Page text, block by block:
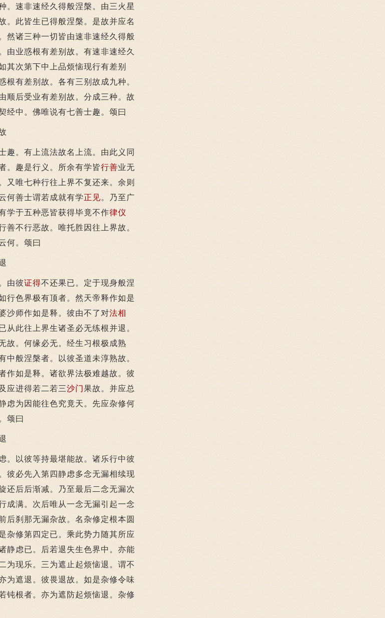
。速非速经久得般涅槃。由三火星
。此皆生已得般涅槃。是故并应名
然诸三种一切皆由速非速经久得般
由业惑根有差别故。有速非速经久
其次第下中上品烦恼现行有差别
根有差别故。各有三别故成九种。
顺后受业有差别故。分成三种。故
经中。佛唯说有七善士趣。颂曰
。有上流法故名上流。由此义同
。趣是行义。所余有学皆行善业无
又唯七种行往上界不复还来。余则
何善士谓若成就有学正见。乃至广
学于五种恶皆获得毕竟不作律仪
善不行恶故。唯托胜因往上界故。
何。颂曰
由彼证得不还果已。定于现身般涅
行色界极有顶者。然天帝释作如是
沙师作如是释。彼由不了对法相
从此往上界生诸圣必无练根并退。
故。何缘必无。经生习根极成熟
中般涅槃者。以彼圣道未淳熟故。
作如是释。诸欲界法极难越故。彼
应进得若二若三沙门果故。并应总
虑为因能往色究竟天。先应杂修何
颂曰
以彼等持最堪能故。诸乐行中彼
彼必先入第四静虑多念无漏相续现
还后后渐减。乃至最后二念无漏次
成满。次后唯从一念无漏引起一念
后刹那无漏杂故。名杂修定根本圆
杂修第四定已。乘此势力随其所应
静虑已。后若退失生色界中。亦能
为现乐。三为遮止起烦恼退。谓不
为遮退。彼畏退故。如是杂修令味
钝根者。亦为遮防起烦恼退。杂修